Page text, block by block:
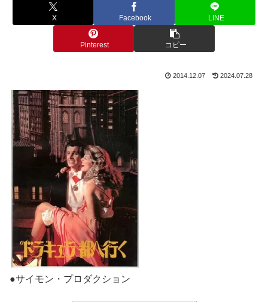
X Facebook LINE
Pinterest コピー
2014.12.07 2024.07.28
●サイモン・プロダクション